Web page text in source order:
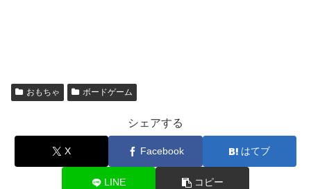
おもちゃ ボードゲーム
シェアする
X Facebook はてブ
LINE コピー